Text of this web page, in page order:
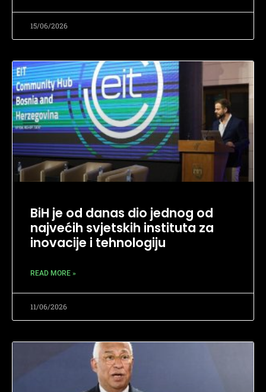
15/06/2026
BiH je od danas dio jednog od
najvećih svjetskih instituta za
inovacije i tehnologiju
READ MORE »
11/06/2026